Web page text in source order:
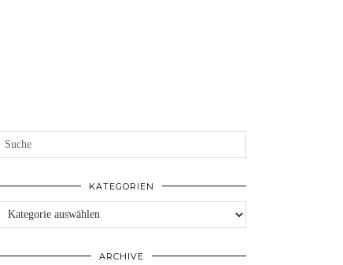
KATEGORIEN
Kategorien
ARCHIVE